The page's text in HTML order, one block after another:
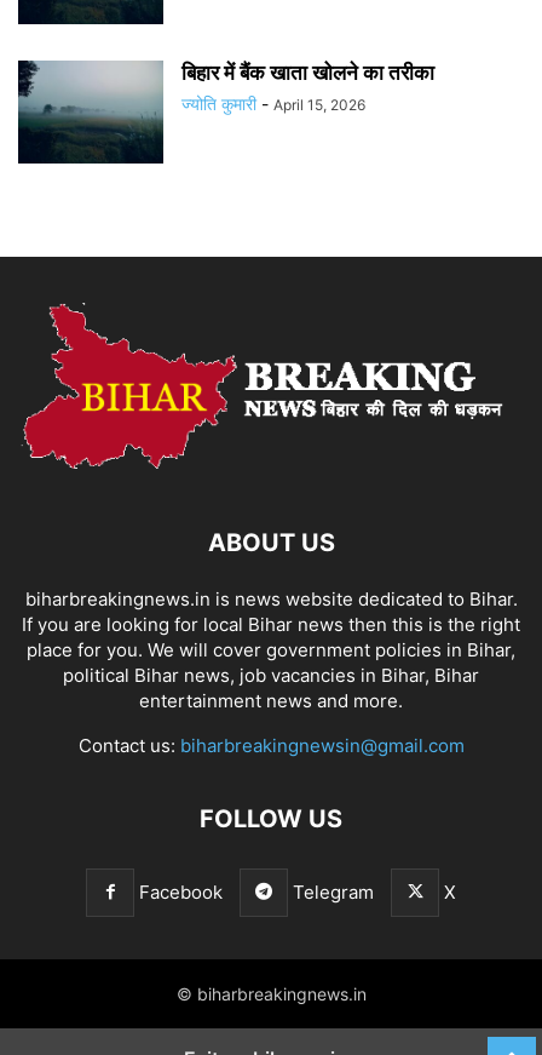
बिहार में बैंक खाता खोलने का तरीका
ज्योति कुमारी - April 15, 2026
ABOUT US
biharbreakingnews.in is news website dedicated to Bihar.
If you are looking for local Bihar news then this is the right
place for you. We will cover government policies in Bihar,
political Bihar news, job vacancies in Bihar, Bihar
entertainment news and more.
Contact us: biharbreakingnewsin@gmail.com
FOLLOW US
Facebook Telegram X
© biharbreakingnews.in